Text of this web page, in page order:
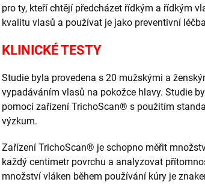
pro ty, kteří chtějí předcházet řídkým a řídkým
kvalitu vlasů a používat je jako preventivní
KLINICKÉ TESTY
Studie byla provedena s 20 mužskými a
vypadáváním vlasů na pokožce hlavy. Studie
pomocí zařízení TrichoScan® s použitím
výzkum.
Zařízení TrichoScan® je schopno měřit
každý centimetr povrchu a analyzovat
množství vláken během používání kúry je